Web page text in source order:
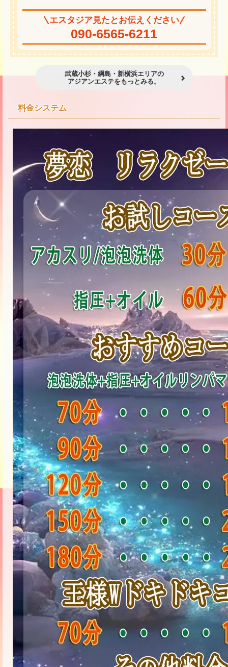
エスタジア見たとお伝えください
090-6565-6211
武蔵小杉・綱島・新横浜エリアの
アジアンエステをもっとみる。
料金システム